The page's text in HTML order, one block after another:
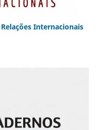
Internacionais